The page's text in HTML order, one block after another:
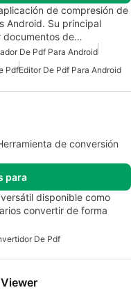
de compresión de
Android. Su principal
documentos de…
De Pdf Para Android
PdfEditor De Pdf Para Android
de conversión
para
disponible como
convertir de forma
De Pdf